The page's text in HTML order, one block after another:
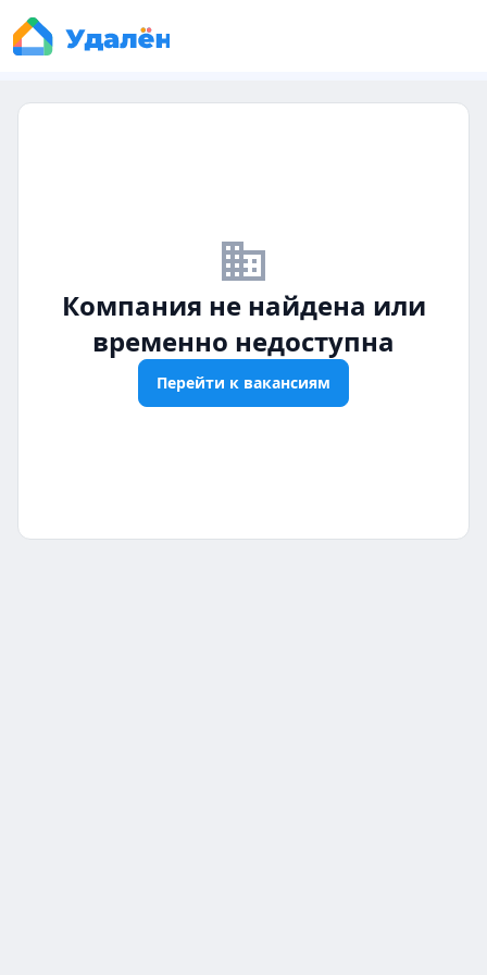
business_off
Компания не найдена или
временно недоступна
Перейти к вакансиям